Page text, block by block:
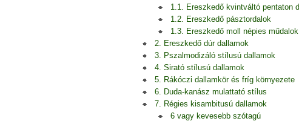
1.1. Ereszkedő kvintváltó pentaton
1.2. Ereszkedő pásztordalok
1.3. Ereszkedő moll népies műdalok
2. Ereszkedő dúr dallamok
3. Pszalmodizáló stílusú dallamok
4. Sirató stílusú dallamok
5. Rákóczi dallamkör és fríg környezete
6. Duda-kanász mulattató stílus
7. Régies kisambitusú dallamok
6 vagy kevesebb szótagú